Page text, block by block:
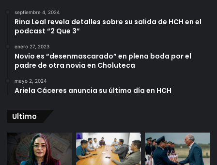
septiembre 4, 2024
Rina Leal revela detalles sobre su salida de HCH en el
podcast “2 Que 3”
enero 27, 2023
Novio es “desenmascarado” en plena boda por el
padre de otra novia en Choluteca
mayo 2, 2024
Ariela Cáceres anuncia su último día en HCH
Ultimo